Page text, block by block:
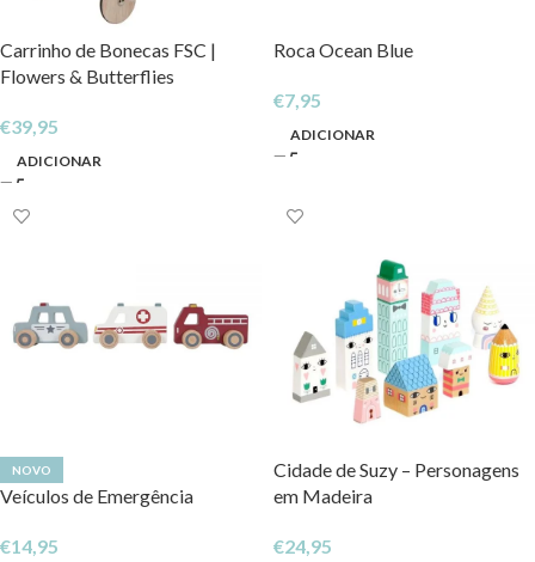
Carrinho de Bonecas FSC |
Flowers & Butterflies
€39,95
ADICIONAR
Roca Ocean Blue
€7,95
ADICIONAR
NOVO
Veículos de Emergência
€14,95
Cidade de Suzy – Personagens
em Madeira
€24,95